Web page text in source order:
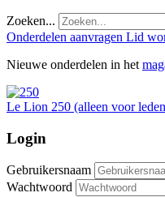
Zoeken...
Onderdelen aanvragen Lid
Nieuwe onderdelen in het
Le Lion 250 (alleen voor
Login
Gebruikersnaam
Wachtwoord